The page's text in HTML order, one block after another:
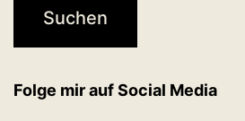
Folge mir auf Social Media